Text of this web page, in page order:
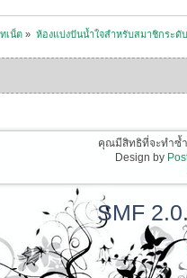
เน็ต » ห้องแบ่งปันน้ำใจสำหรับสมาชิกระดับ
คุณมีสิทธิที่จะทำซ้
Design by
SMF